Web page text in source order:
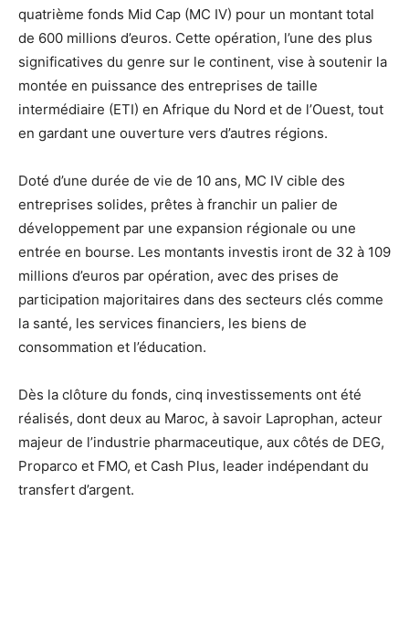
quatrième fonds Mid Cap (MC IV) pour un montant total
de 600 millions d’euros. Cette opération, l’une des plus
significatives du genre sur le continent, vise à soutenir la
montée en puissance des entreprises de taille
intermédiaire (ETI) en Afrique du Nord et de l’Ouest, tout
en gardant une ouverture vers d’autres régions.
Doté d’une durée de vie de 10 ans, MC IV cible des
entreprises solides, prêtes à franchir un palier de
développement par une expansion régionale ou une
entrée en bourse. Les montants investis iront de 32 à 109
millions d’euros par opération, avec des prises de
participation majoritaires dans des secteurs clés comme
la santé, les services financiers, les biens de
consommation et l’éducation.
Dès la clôture du fonds, cinq investissements ont été
réalisés, dont deux au Maroc, à savoir Laprophan, acteur
majeur de l’industrie pharmaceutique, aux côtés de DEG,
Proparco et FMO, et Cash Plus, leader indépendant du
transfert d’argent.